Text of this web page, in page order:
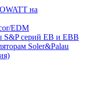
на
EDM
S&P серий EB и EBB
Soler&Palau